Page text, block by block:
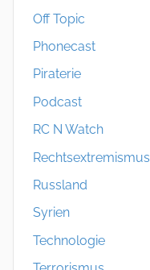
Off Topic
Phonecast
Piraterie
Podcast
RC N Watch
Rechtsextremismus
Russland
Syrien
Technologie